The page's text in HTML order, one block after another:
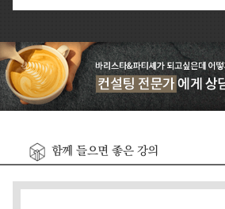
함께 들으면 좋은 강의